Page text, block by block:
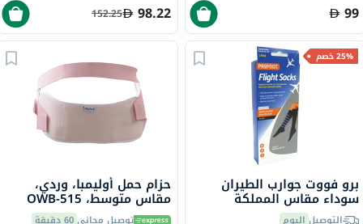
99
98.22
152.25
25% خصم
برو فووت جوارب الطيران
سوداء مقاس المملكة
المتحدة 8-11، زوج واحد التوصيل اليوم
حزام حمل أوليمبا، وردي،
مقاس متوسط، OWB-515
توصيل مجاني60 دقيقة